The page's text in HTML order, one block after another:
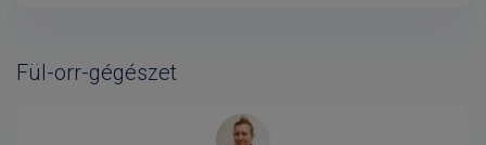
Fül-orr-gégészet